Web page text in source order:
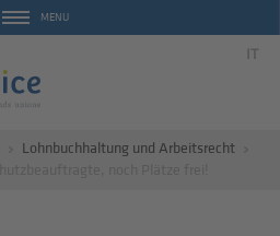
MENU
IT
Lohnbuchhaltung und Arbeitsrecht